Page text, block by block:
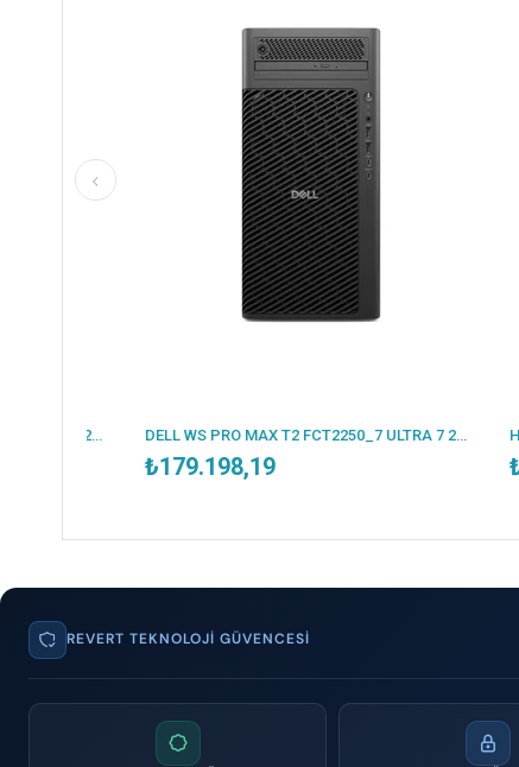
DELL WS PRO MAX T2 FCT2250_7 ULTRA 7 265K 1X32GB 1TB SSD 16GB NVIDIA RTX2000 ADA 1500W W11P 3 YIL YERİNDE GARANTİ
₺179.198,19
REVERT TEKNOLOJI GÜVENCESI